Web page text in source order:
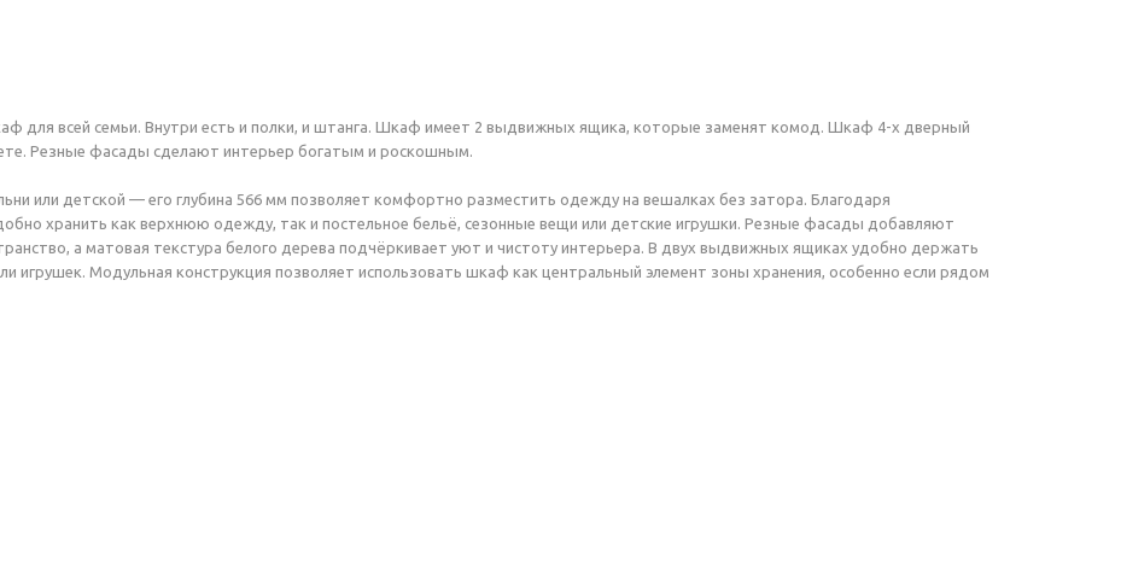
для всей семьи. Внутри есть и полки, и штанга. Шкаф имеет 2 выдвижных ящика, которые заменят комод. Шкаф 4-х дверный
Резные фасады сделают интерьер богатым и роскошным.
или детской — его глубина 566 мм позволяет комфортно разместить одежду на вешалках без затора. Благодаря
хранить как верхнюю одежду, так и постельное бельё, сезонные вещи или детские игрушки. Резные фасады добавляют
а матовая текстура белого дерева подчёркивает уют и чистоту интерьера. В двух выдвижных ящиках удобно держать
игрушек. Модульная конструкция позволяет использовать шкаф как центральный элемент зоны хранения, особенно если рядом